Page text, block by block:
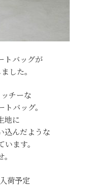
トバッグが
した。
チーな
バッグ。
地に
込んだような
ます。
荷予定